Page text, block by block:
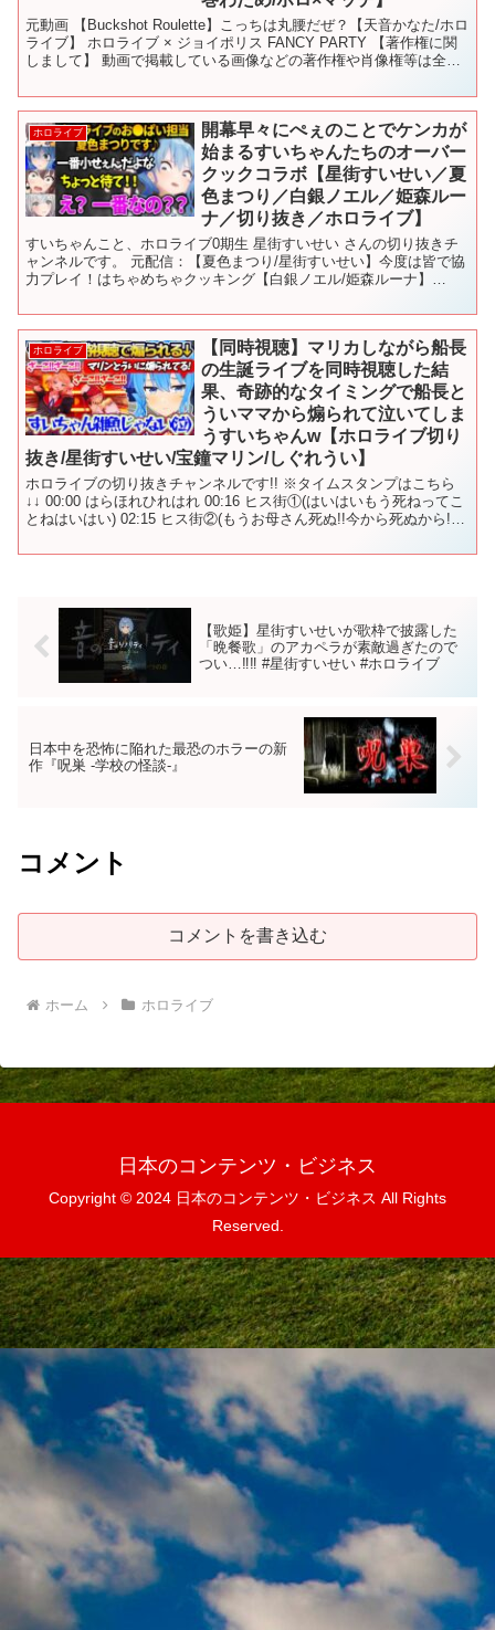
元動画 【Buckshot Roulette】こっちは丸腰だぜ？【天音かなた/ホロ
ライブ】 ホロライブ × ジョイポリス FANCY PARTY 【著作権に関
しまして】 動画で掲載している画像などの著作権や肖像権等は全て
ホロライブ
開幕早々にぺぇのことでケンカが
始まるすいちゃんたちのオーバー
クックコラボ【星街すいせい／夏
色まつり／白銀ノエル／姫森ルー
ナ／切り抜き／ホロライブ】
すいちゃんこと、ホロライブ0期生 星街すいせい さんの切り抜きチ
ャンネルです。 元配信：【夏色まつり/星街すいせい】今度は皆で協
力プレイ！はちゃめちゃクッキング【白銀ノエル/姫森ルーナ】
ホロライブ
【同時視聴】マリカしながら船長
の生誕ライブを同時視聴した結
果、奇跡的なタイミングで船長と
ういママから煽られて泣いてしま
うすいちゃんw【ホロライブ切り
抜き/星街すいせい/宝鐘マリン/しぐれうい】
ホロライブの切り抜きチャンネルです!! ※タイムスタンプはこちら
↓↓ 00:00 はらほれひれはれ 00:16 ヒス街①(はいはいもう死ねってこ
とねはいはい) 02:15 ヒス街②(もうお母さん死ぬ!!今から死ぬから!!)
【歌姫】星街すいせいが歌枠で披露した
「晩餐歌」のアカペラが素敵過ぎたので
つい…‼︎‼︎ #星街すいせい #ホロライブ
日本中を恐怖に陥れた最恐のホラーの新
作『呪巣 -学校の怪談-』
コメント
コメントを書き込む
ホーム ホロライブ
日本のコンテンツ・ビジネス
Copyright © 2024 日本のコンテンツ・ビジネス All Rights
Reserved.